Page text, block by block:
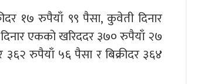
१७ रुपैयाँ ९९ पैसा, कुवेती दिनार
एकको खरिददर ३७० रुपैयाँ २७
रुपैयाँ ५६ पैसा र बिक्रीदर ३६४